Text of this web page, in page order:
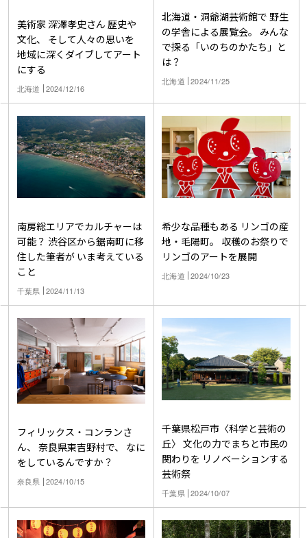
美術家 深澤孝史さん 歴史や
文化、 そして人々の思いを
地域に深くダイブしてアート
にする
北海道 2024/12/16
北海道・洞爺湖芸術館で 野生
の学舎による展覧会。 みんな
で探る「いのちのかたち」と
は？
北海道 2024/11/25
南房総エリアでカルチャーは
可能？ 渋谷区から鋸南町に移
住した筆者が いま考えている
こと
千葉県 2024/11/13
希少な品種もある リンゴの産
地・毛陽町。 収穫のお祭りで
リンゴのアートを展開
北海道 2024/10/23
フィリックス・コンランさ
ん、 奈良県東吉野村で、 なに
をしているんですか？
奈良県 2024/10/15
千葉県松戸市〈科学と芸術の
丘〉 文化の力でまちと市民の
関わりを リノベーションする
芸術祭
千葉県 2024/10/07